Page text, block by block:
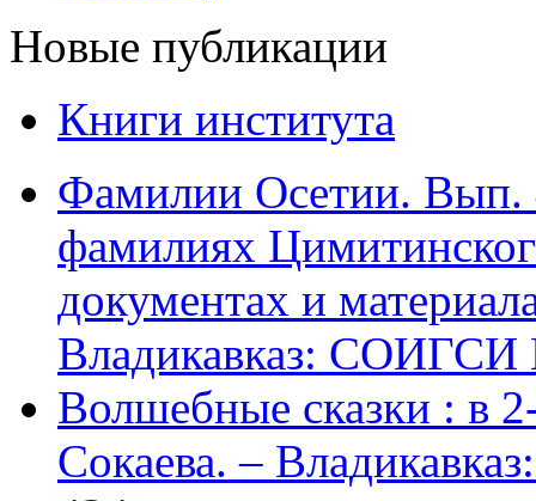
Новые публикации
Книги института
Фамилии Осетии. Вып.
фамилиях
документах и
Владикавказ:
Волшебные сказки : в
Сокаева. –